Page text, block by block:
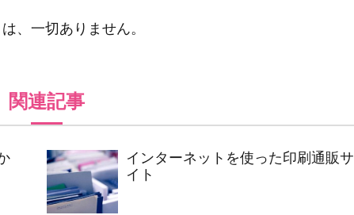
、一切ありません。
関連記事
インターネットを使った印刷通販サ
イト